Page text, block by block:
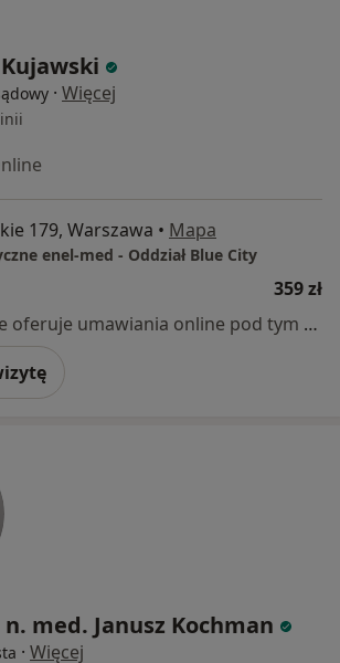
· Więcej
179, Warszawa • Mapa
enel-med - Oddział Blue City
359 zł
Specjalista nie oferuje umawiania online pod tym adresem.
med. Janusz Kochman
· Więcej